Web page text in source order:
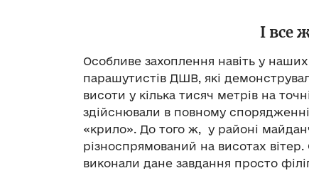
І все
Особливе захоплення навіть у
парашутистів ДШВ, які
висоти у кілька тисяч метрів на
здійснювали в повному
«крило». До того ж, у районі
різноспрямований на висотах
виконали дане завдання просто